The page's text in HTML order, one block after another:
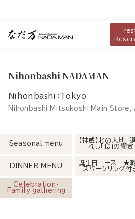
content
Nihonbashi NADAMAN
Nihonbashi：Tokyo
Nihonbashi Mitsukoshi Main Store,
Seasonal menu
【神威】北の大地
れし「食」の饗宴
DINNER MENU
誕生日コース ★
スパークリング付
Celebration・
Family gathering